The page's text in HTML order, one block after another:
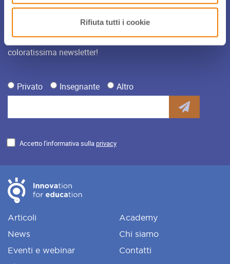
Rifiuta tutti i cookie
Iscriviti alla Newsletter
Per restare sempre aggiornato sulle novità, gli eventi e le
iniziative di didattica innovativa iscriviti alla nostra
coloratissima newsletter!
Privato Insegnante Altro
Accetto l'informativa sulla privacy
Articoli
News
Eventi e webinar
Academy
Chi siamo
Contatti